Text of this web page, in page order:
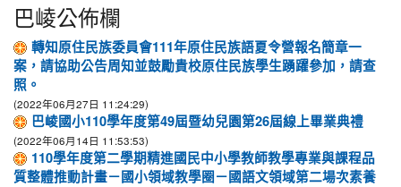
巴崚公佈欄
轉知原住民族委員會111年原住民族語夏令營報名簡章一
案，請協助公告周知並鼓勵貴校原住民族學生踴躍參加，請查
照。
(2022年06月27日 11:24:29)
巴崚國小110學年度第49屆暨幼兒園第26屆線上畢業典禮
(2022年06月14日 11:53:53)
110學年度第二學期精進國民中小學教師教學專業與課程品
質整體推動計畫－國小領域教學圈－國語文領域第二場次素養